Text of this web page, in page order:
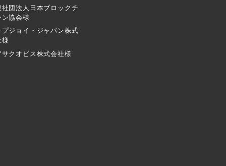
社団法人日本ブロックチ
ン協会様
プジョイ・ジャパン株式
様
サクオビス株式会社様